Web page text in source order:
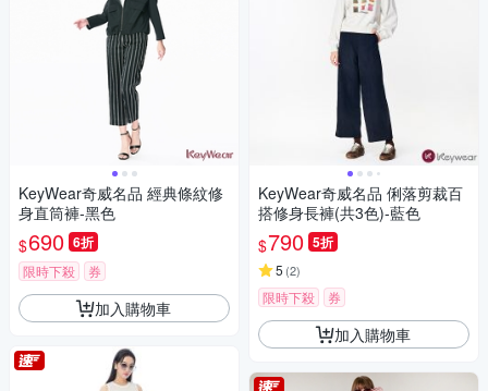
KeyWear奇威名品 經典條紋修
身直筒褲-黑色
$690 6折
限時下殺 券
加入購物車
KeyWear奇威名品 俐落剪裁百
搭修身長褲(共3色)-藍色
$790 5折
5 (2)
限時下殺 券
加入購物車